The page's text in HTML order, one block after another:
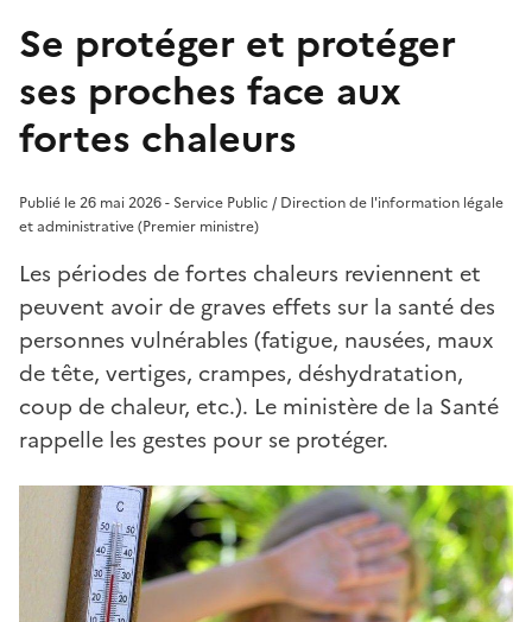
Se protéger et protéger
ses proches face aux
fortes chaleurs
Publié le 26 mai 2026 - Service Public / Direction de l'information légale
et administrative (Premier ministre)
Les périodes de fortes chaleurs reviennent et
peuvent avoir de graves effets sur la santé des
personnes vulnérables (fatigue, nausées, maux
de tête, vertiges, crampes, déshydratation,
coup de chaleur, etc.). Le ministère de la Santé
rappelle les gestes pour se protéger.